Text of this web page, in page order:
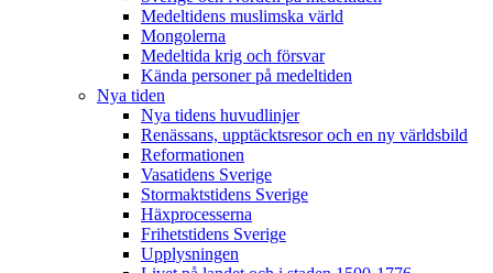
Medeltidens muslimska värld
Mongolerna
Medeltida krig och försvar
Kända personer på medeltiden
Nya tiden
Nya tidens huvudlinjer
Renässans, upptäcktsresor och en ny världsbild
Reformationen
Vasatidens Sverige
Stormaktstidens Sverige
Häxprocesserna
Frihetstidens Sverige
Upplysningen